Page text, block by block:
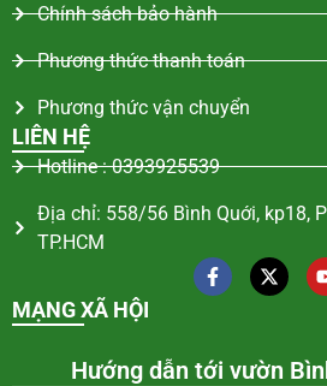
Chính sách bảo hành
Phương thức thanh toán
Phương thức vận chuyển
LIÊN HỆ
Hotline : 0393925539
Địa chỉ: 558/56 Bình Quới, kp18,
TP.HCM
MẠNG XÃ HỘI
Hướng dẫn tới vườn